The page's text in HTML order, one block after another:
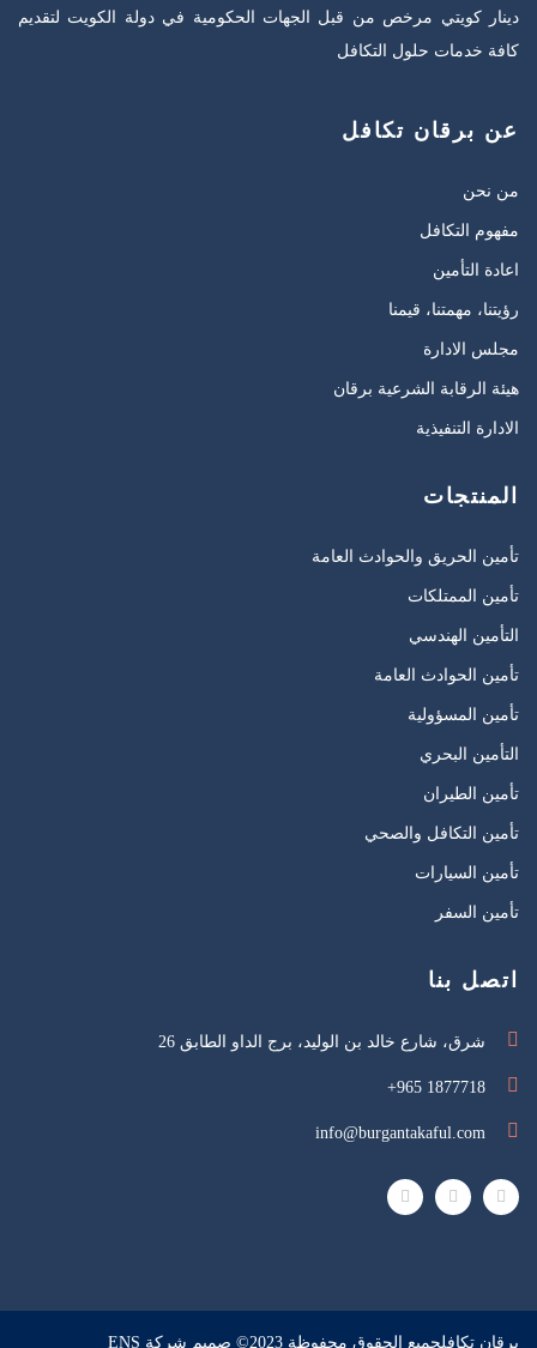
دينار كويتي مرخص من قبل الجهات الحكومية في دولة الكويت لتقديم
كافة خدمات حلول التكافل
عن برقان تكافل
من نحن
مفهوم التكافل
اعادة التأمين
رؤيتنا، مهمتنا، قيمنا
مجلس الادارة
هيئة الرقابة الشرعية برقان
الادارة التنفيذية
المنتجات
تأمين الحريق والحوادث العامة
تأمين الممتلكات
التأمين الهندسي
تأمين الحوادث العامة
تأمين المسؤولية
التأمين البحري
تأمين الطيران
تأمين التكافل والصحي
تأمين السيارات
تأمين السفر
اتصل بنا
شرق، شارع خالد بن الوليد، برج الداو الطابق 26
+965 1877718
info@burgantakaful.com
برقان تكافلجميع الحقوق محفوظة 2023© صميم شركة ENS